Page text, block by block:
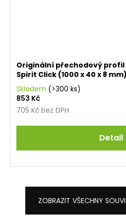
Originální přechodový profil
Spirit Click (1000 x 40 x 8 mm)
Skladem (>300 ks)
705 Kč bez DPH
853 Kč
Detail
ZOBRAZIT VŠECHNY